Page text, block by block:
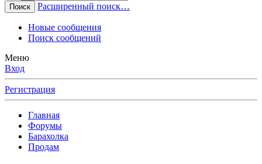
Поиск Расширенный поиск…
Новые сообщения
Поиск сообщений
Меню
Вход
Регистрация
Главная
Форумы
Барахолка
Продам